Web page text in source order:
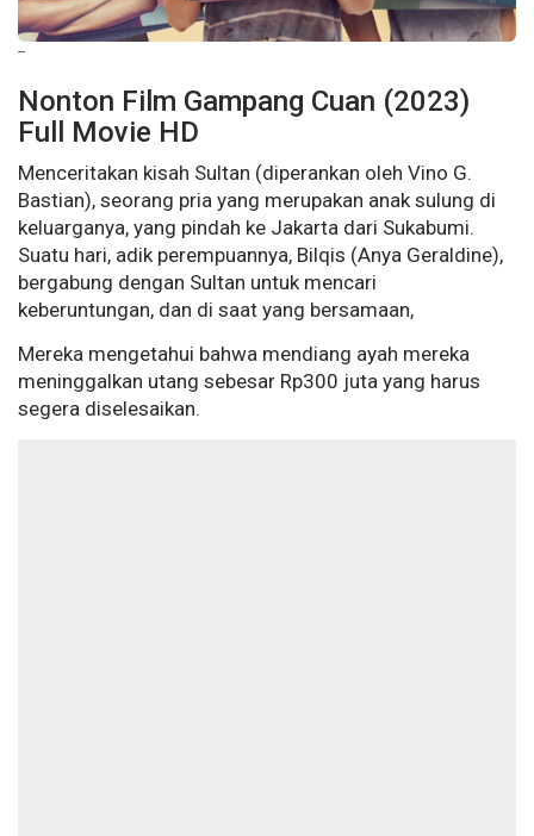
--
Nonton Film Gampang Cuan (2023)
Full Movie HD
Menceritakan kisah Sultan (diperankan oleh Vino G.
Bastian), seorang pria yang merupakan anak sulung di
keluarganya, yang pindah ke Jakarta dari Sukabumi.
Suatu hari, adik perempuannya, Bilqis (Anya Geraldine),
bergabung dengan Sultan untuk mencari
keberuntungan, dan di saat yang bersamaan,
Mereka mengetahui bahwa mendiang ayah mereka
meninggalkan utang sebesar Rp300 juta yang harus
segera diselesaikan.